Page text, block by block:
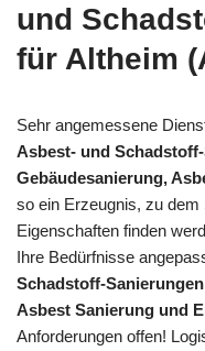
und
für Altheim
Sehr angemessene
Asbest- und
Gebäudesanierung,
so ein Erzeugnis, zu
Eigenschaften finden
Ihre Bedürfnisse
Schadstoff-
Asbest Sanierung und
Anforderungen offen!